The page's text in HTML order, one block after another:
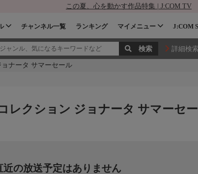
この夏、心を動かす作品特集 | J:COM TV
チャンネル一覧 ランキング マイメニュー J:COM
詳細検索
ナータ サマーセール
レクション ジョナータ サマーセー
近の放送予定はありません